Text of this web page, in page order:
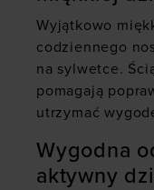
Wyjątkowo
codziennego
na sylwetce.
pomagają
utrzymać
Wygodna
aktywny